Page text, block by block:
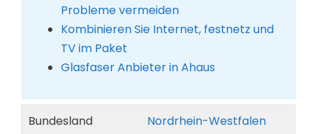
Probleme vermeiden
Kombinieren Sie Internet, festnetz und
TV im Paket
Glasfaser Anbieter in Ahaus
Bundesland
Nordrhein-Westfalen